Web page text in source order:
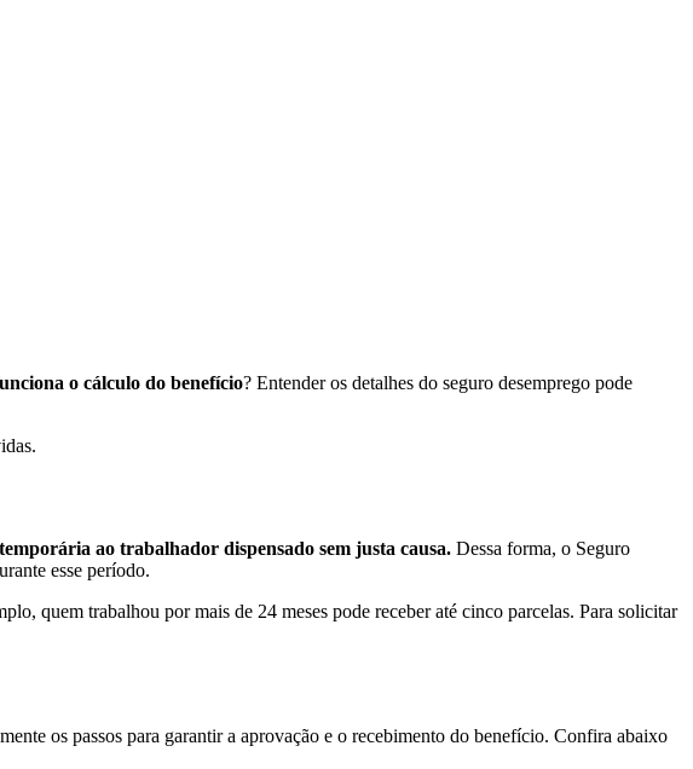
o cálculo do benefício? Entender os detalhes do seguro desemprego pode
ao trabalhador dispensado sem justa causa. Dessa forma, o Seguro
esse período.
quem trabalhou por mais de 24 meses pode receber até cinco parcelas. Para solicitar
os passos para garantir a aprovação e o recebimento do benefício. Confira abaixo